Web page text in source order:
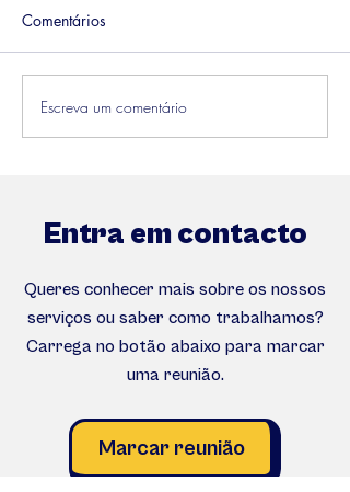
Como Conquista a
atenção de alguém
Comentários
Escreva um comentário
Entra em contacto
Queres conhecer mais sobre os nossos
serviços ou saber como trabalhamos?
Carrega no botão abaixo para marcar
uma reunião.
Marcar reunião